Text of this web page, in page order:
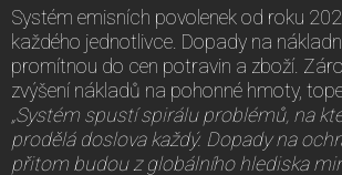
Systém emisních povolenek od roku
každého jednotlivce. Dopady na
promítnou do cen potravin a zboží.
zvýšení nákladů na pohonné hmoty,
„Systém spustí spirálu problémů, na
prodělá doslova každý. Dopady na
přitom budou z globálního hlediska